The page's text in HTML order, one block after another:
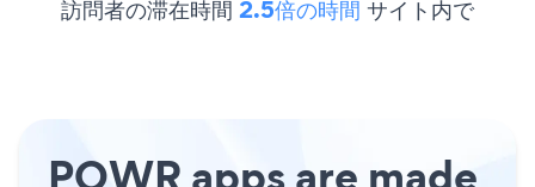
訪問者の滞在時間 2.5倍の時間 サイト内で